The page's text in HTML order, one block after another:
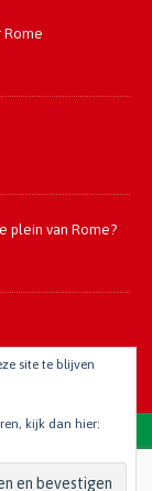
Rome
plein van Rome?
I Love Stedentrips
site te blijven
kijk dan hier: